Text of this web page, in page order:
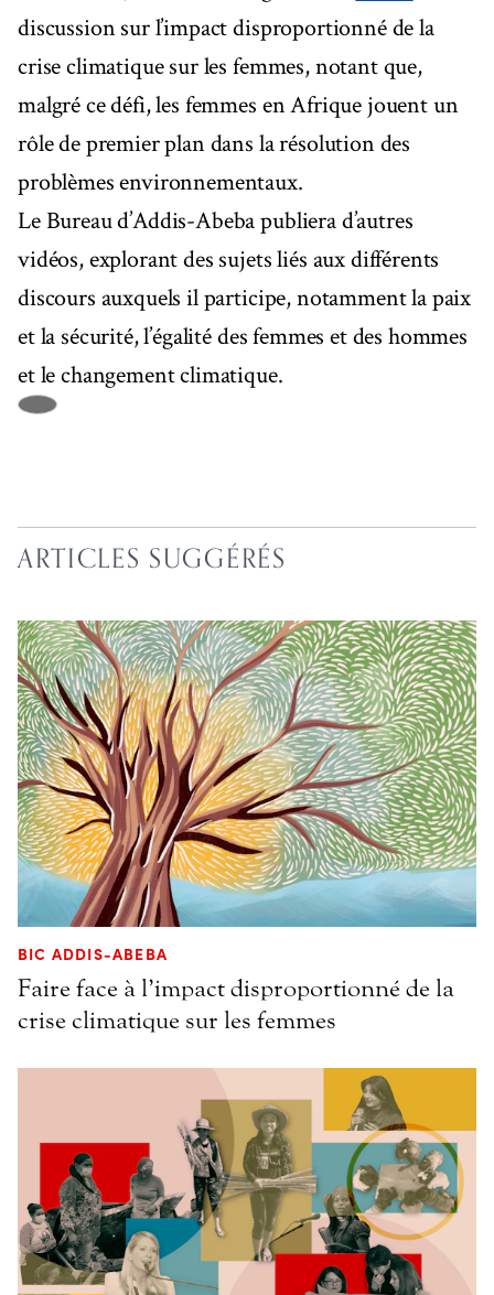
discussion sur l’impact disproportionné de la
crise climatique sur les femmes, notant que,
malgré ce défi, les femmes en Afrique jouent un
rôle de premier plan dans la résolution des
problèmes environnementaux.
Le Bureau d’Addis-Abeba publiera d’autres
vidéos, explorant des sujets liés aux différents
discours auxquels il participe, notamment la paix
et la sécurité, l’égalité des femmes et des hommes
et le changement climatique.
ARTICLES SUGGÉRÉS
BIC ADDIS-ABEBA
Faire face à l’impact disproportionné de la
crise climatique sur les femmes